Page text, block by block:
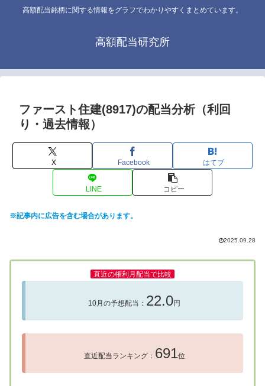
高額配当銘柄に関する情報をグラフでわかりやすくまとめています。
高額配当研究所
ファースト住建(8917)の配当分析（利回
り・過去情報）
X Facebook はてブ
LINE コピー
※記事内に広告を含む場合があります。
2025.09.28
直近の権利月配当で比較
10月の予想配当： 22.0円
直近配当ランキング： 691位